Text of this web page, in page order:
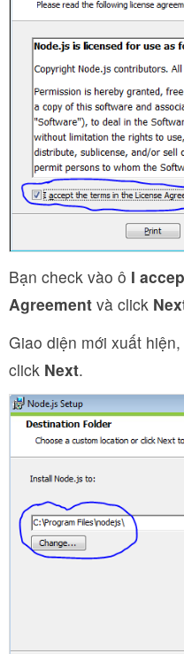
Bạn check vào ô I
Agreement và click
Giao diện mới xuất
click Next.